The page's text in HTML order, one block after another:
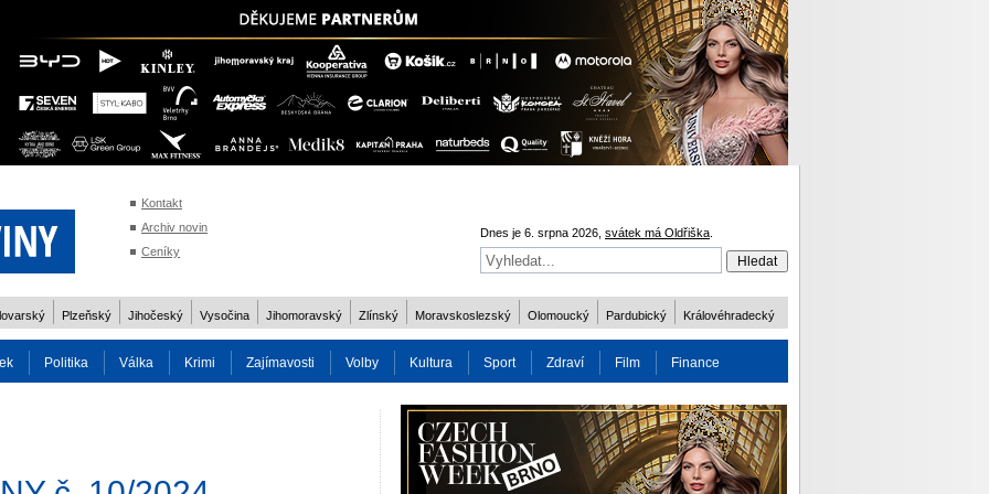
Kontakt
Archiv novin
Ceníky
Dnes je 6. srpna 2026, svátek má Oldřiška
Plzeňský Jihočeský Vysočina Jihomoravský Zlínský Moravskoslezský Olomoucký Pardubický Královéhradecký
Politika Válka Krimi Zajímavosti Volby Kultura Sport Zdraví Film Finance
Charita Osobnost Více ODM 2016